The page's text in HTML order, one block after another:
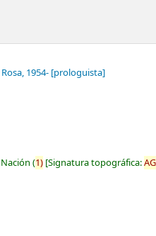
, 1954-[prologuista]
(1) Signatura topográfica: